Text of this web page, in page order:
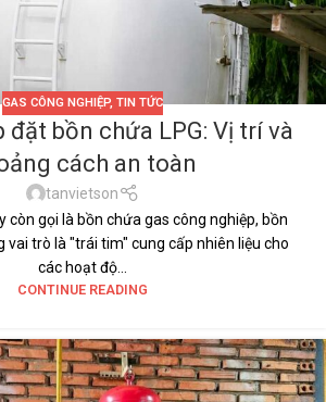
GAS CÔNG NGHIỆP, TIN TỨC
đặt bồn chứa LPG: Vị trí và
cách an toàn
tanvietson
còn gọi là bồn chứa gas công nghiệp, bồn
vai trò là "trái tim" cung cấp nhiên liệu cho
các hoạt độ...
CONTINUE READING